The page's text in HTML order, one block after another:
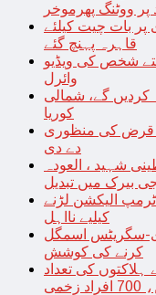
پر ووٹنگ پھرموخر
پر بات چیت کیلئے
قاہرہ پہنچ گئے
شخص کی ویڈیو
وائرل
کردیں گے، شمالی
کوریا
کیلئے 35 کروڑ ڈالر قرض کی منظوری
دے دی
سے مزید 100 فلسطینی شہید ، العودہ
بیرک میں تبدیل
الیکشن لڑنے
کیلیے نااہل
کی ای-سگریٹس اسمگل
کرنے کی کوشش
کی تعداد